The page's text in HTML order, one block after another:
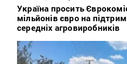
Україна просить
мільйонів євро на
середніх агровиробників